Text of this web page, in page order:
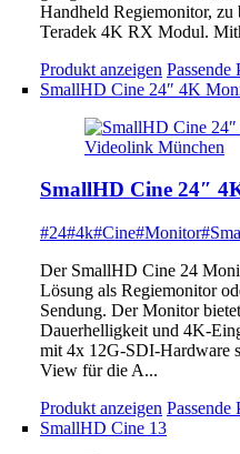
Handheld Regiemonitor, zu
Teradek 4K RX Modul.
Produkt anzeigen Passende
SmallHD Cine 24″ 4K
SmallHD Cine 24″
#24#4k#Cine#Monitor
Der SmallHD Cine 24
Lösung als Regiemonitor
Sendung. Der Monitor
Dauerhelligkeit und 4K-
mit 4x 12G-SDI-Hardware
View für die A...
Produkt anzeigen Passende
SmallHD Cine 13